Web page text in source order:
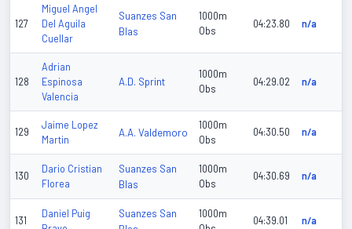
127
Miguel Angel
Del Aguila
Cuellar
Suanzes San
Blas
1000m
Obs
04:23.80 n/a
128
Adrian
Espinosa
Valencia
A.D. Sprint
1000m
Obs
04:29.02 n/a
129
Jaime Lopez
Martin
A.A. Valdemoro
1000m
Obs
04:30.50 n/a
130
Dario Cristian
Florea
Suanzes San
Blas
1000m
Obs
04:30.69 n/a
131
Daniel Puig
Suanzes San
1000m
04:39.01 n/a